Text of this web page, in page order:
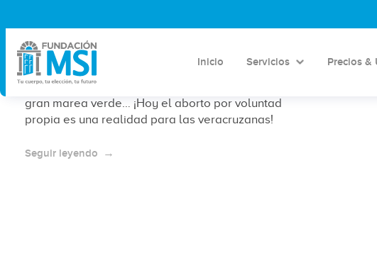
Inicio Servicios Precios &
¡La marea verde subió! Aborto legal
en Veracruz
Ni el increíble Fuerte en su puerto logró frenar esta
gran marea verde… ¡Hoy el aborto por voluntad
propia es una realidad para las veracruzanas!
Seguir leyendo